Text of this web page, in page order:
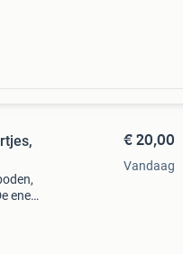
ene
€ 20,00
Vandaag